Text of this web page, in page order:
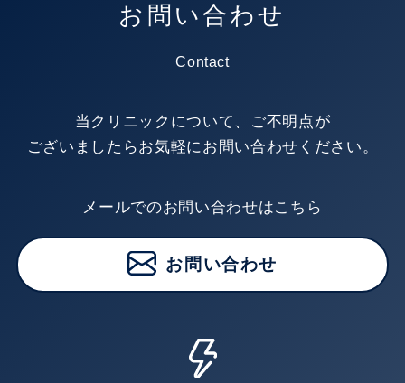
お問い合わせ
Contact
当クリニックについて、ご不明点が
ございましたらお気軽にお問い合わせください。
メールでのお問い合わせはこちら
お問い合わせ